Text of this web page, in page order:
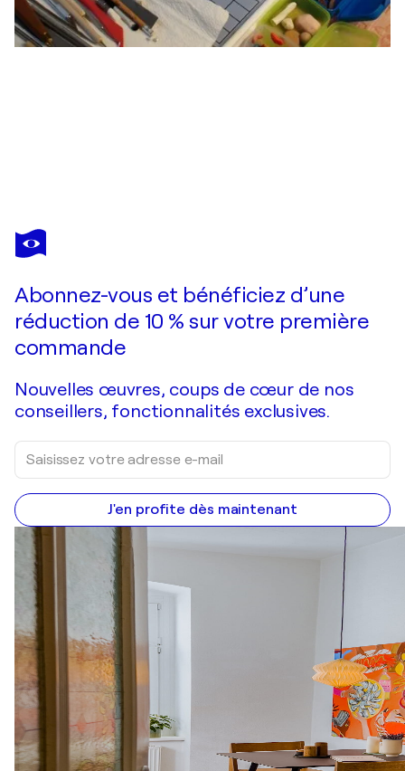
MARIA HEINRICH
Dreamy Cat
Abonnez-vous et bénéficiez d’une
réduction de 10 % sur votre première
commande
Nouvelles œuvres, coups de cœur de nos
conseillers, fonctionnalités exclusives.
J'en profite dès maintenant